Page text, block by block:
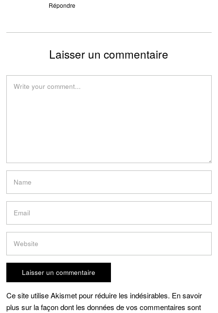
Répondre
Laisser un commentaire
Ce site utilise Akismet pour réduire les indésirables. En savoir
plus sur la façon dont les données de vos commentaires sont